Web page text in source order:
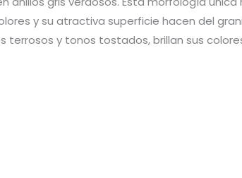
y su atractiva superficie hacen del
y tonos tostados, brillan sus